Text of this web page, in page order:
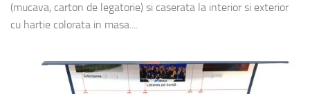
(mucava, carton de legatorie) si caserata la interior si exterior
cu hartie colorata in masa....